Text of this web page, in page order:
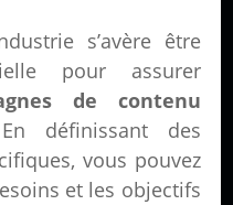
s’avère être
pour assurer
de contenu
définissant des
vous pouvez
et les objectifs